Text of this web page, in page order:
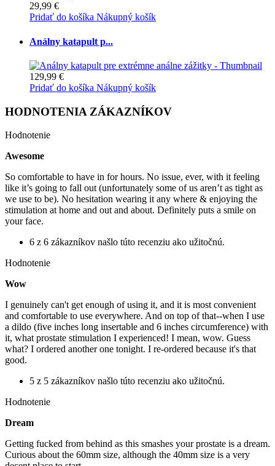
29,99 €
Pridať do košíka Nákupný košík
Análny katapult p...
129,99 €
Pridať do košíka Nákupný košík
HODNOTENIA ZÁKAZNÍKOV
Hodnotenie
Awesome
So comfortable to have in for hours. No issue, ever, with it feeling
like it’s going to fall out (unfortunately some of us aren’t as tight as
we use to be). No hesitation wearing it any where & enjoying the
stimulation at home and out and about. Definitely puts a smile on
your face.
6 z 6 zákazníkov našlo túto recenziu ako užitočnú.
Hodnotenie
Wow
I genuinely can't get enough of using it, and it is most convenient
and comfortable to use everywhere. And on top of that--when I use
a dildo (five inches long insertable and 6 inches circumference) with
it, what prostate stimulation I experienced! I mean, wow. Guess
what? I ordered another one tonight. I re-ordered because it's that
good.
5 z 5 zákazníkov našlo túto recenziu ako užitočnú.
Hodnotenie
Dream
Getting fucked from behind as this smashes your prostate is a dream.
Curious about the 60mm size, although the 40mm size is a very